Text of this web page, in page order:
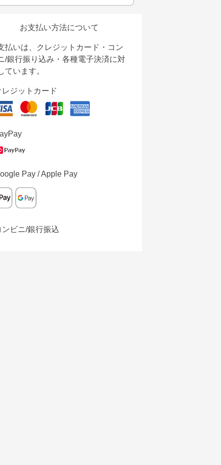
お支払い方法について
払いは、クレジットカード・コン
/銀行振り込み・各種電子決済に対
ています。
レジットカード
Pay / Apple Pay
ンビニ/銀行振込